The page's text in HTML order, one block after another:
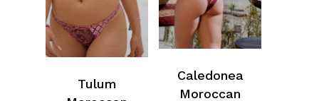
Tulum
Caledonea
Moroccan